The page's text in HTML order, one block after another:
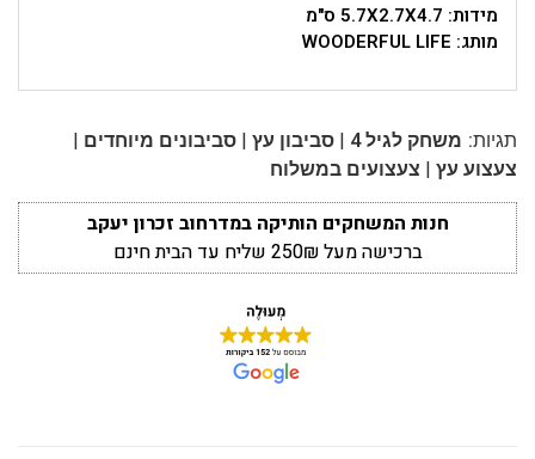
מידות: 5.7X2.7X4.7 ס"מ
מותג: WOODERFUL LIFE
תגיות: משחק לגיל 4 | סביבון עץ | סביבונים מיוחדים |
צעצוע עץ | צעצועים במשלוח
חנות המשחקים הותיקה במדרחוב זכרון יעקב
ברכישה מעל 250₪ שליח עד הבית חינם